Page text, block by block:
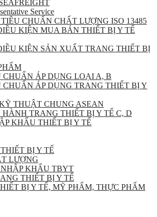
Service
CHUẨN CHẤT LƯỢNG ISO 13485
KIỆN MUA BÁN THIẾT BỊ Y TẾ
KIỆN SẢN XUẤT TRANG THIẾT BỊ
CHUẨN ÁP DỤNG LOẠI A, B
CHUẨN ÁP DỤNG TRANG THIẾT BỊ Y
THUẬT CHUNG ASEAN
TRANG THIẾT BỊ Y TẾ C, D
KHẨU THIẾT BỊ Y TẾ
BỊ Y TẾ
LƯỢNG
KHẨU TBYT
THIẾT BỊ Y TẾ
BỊ Y TẾ, MỸ PHẨM, THỰC PHẨM